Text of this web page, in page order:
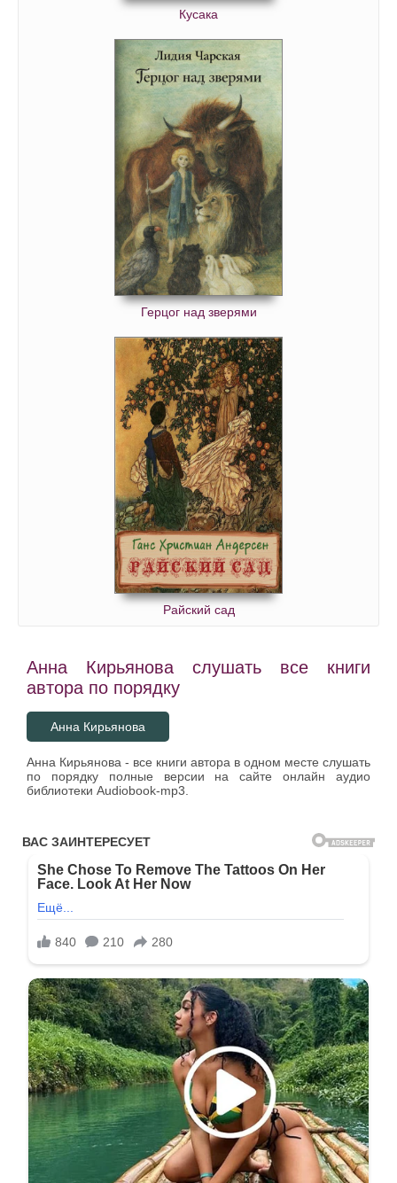
Кусака
Герцог над зверями
Райский сад
Анна Кирьянова слушать все книги
автора по порядку
Анна Кирьянова
Анна Кирьянова - все книги автора в одном месте слушать
по порядку полные версии на сайте онлайн аудио
библиотеки Audiobook-mp3.